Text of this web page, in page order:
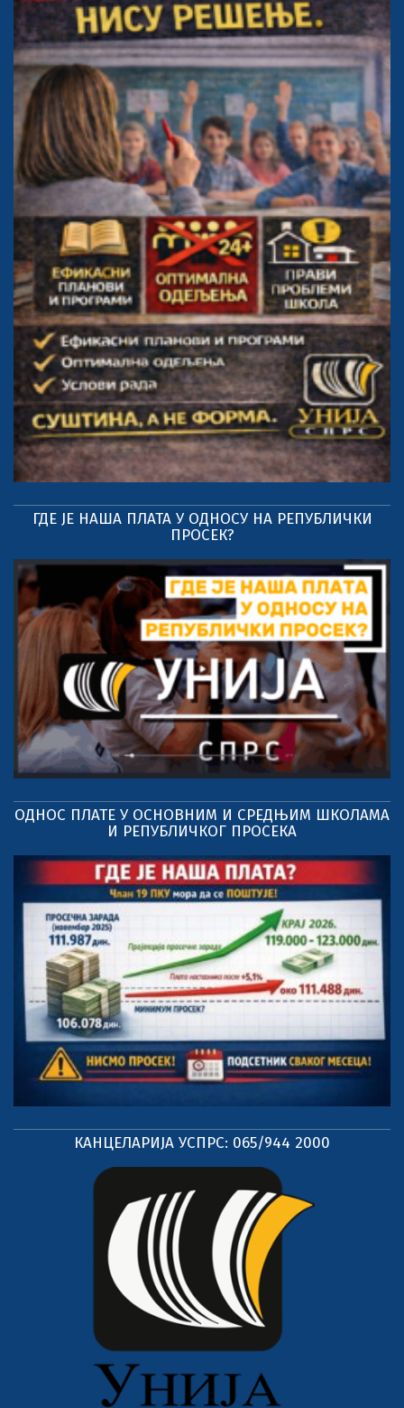
ГДЕ ЈЕ НАША ПЛАТА У ОДНОСУ НА РЕПУБЛИЧКИ
ПРОСЕК?
ОДНОС ПЛАТЕ У ОСНОВНИМ И СРЕДЊИМ ШКОЛАМА
И РЕПУБЛИЧКОГ ПРОСЕКА
КАНЦЕЛАРИЈА УСПРС: 065/944 2000